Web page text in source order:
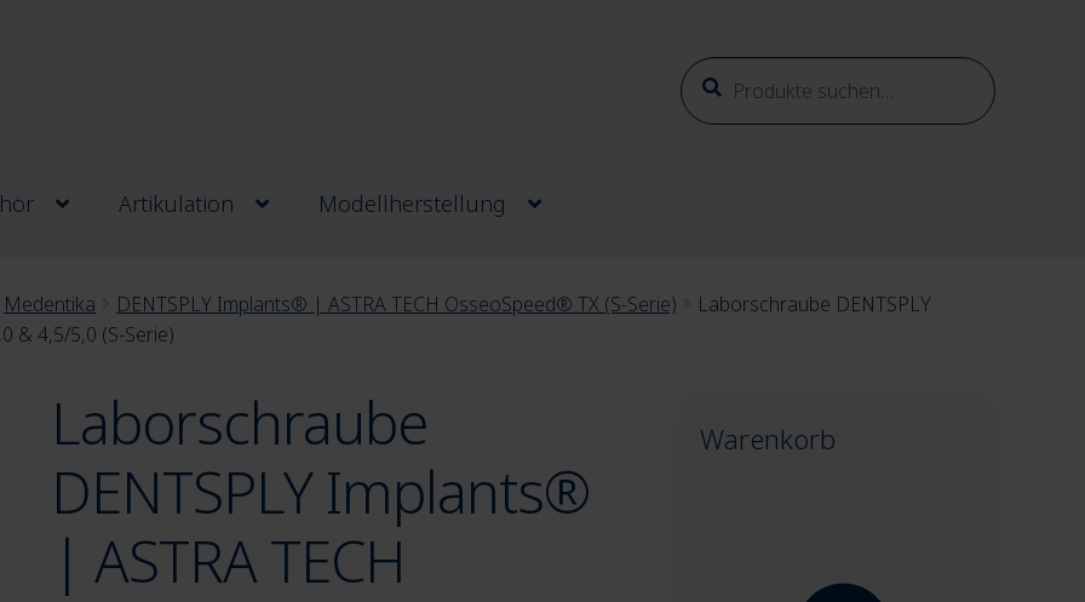
Suche
nach:
Suche
Artikulation Modellherstellung
Medentika DENTSPLY Implants® | ASTRA TECH OsseoSpeed® TX (S-Serie)
Laborschraube DENTSPLY
& 4,5/5,0 (S-Serie)
Laborschraube
DENTSPLY Implants®
| ASTRA TECH
Warenkorb